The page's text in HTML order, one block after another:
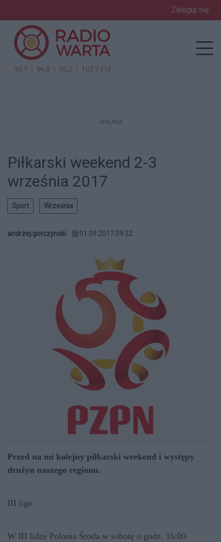
Zaloguj się
REKLAMA
Piłkarski weekend 2-3
września 2017
Sport Września
andrzej.gorczynski 01.09.2017 09:22
Przed na mi kolejny piłkarski weekend i występy
drużyn naszego regionu.
III liga
W III lidze Polonia Środa w sobotę o godz. 16:00